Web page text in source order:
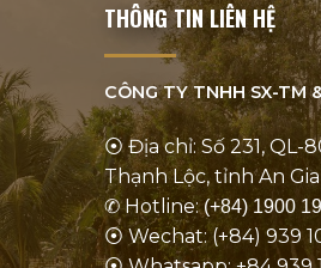
THÔNG TIN LIÊN HỆ
CÔNG TY TNHH SX-TM
⦿ Địa chỉ: Số 231, QL-
Thạnh Lộc, tỉnh An
✆ Hotline:(+84) 1900
⦿ Wechat: (+84) 939